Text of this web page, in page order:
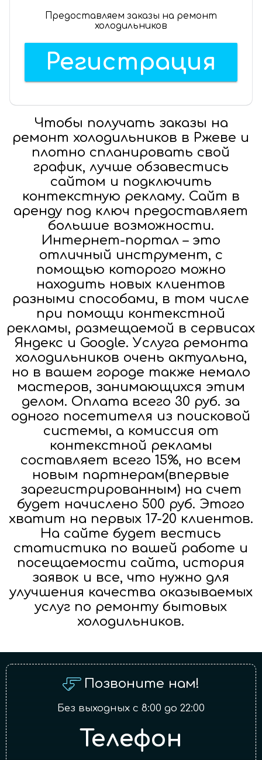
Предоставляем заказы на ремонт
холодильников
Регистрация
Чтобы получать заказы на
ремонт холодильников в Ржеве и
плотно спланировать свой
график, лучше обзавестись
сайтом и подключить
контекстную рекламу. Сайт в
аренду под ключ предоставляет
большие возможности.
Интернет-портал – это
отличный инструмент, с
помощью которого можно
находить новых клиентов
разными способами, в том числе
при помощи контекстной
рекламы, размещаемой в сервисах
Яндекс и Google. Услуга ремонта
холодильников очень актуальна,
но в вашем городе также немало
мастеров, занимающихся этим
делом. Оплата всего 30 руб. за
одного посетителя из поисковой
системы, а комиссия от
контекстной рекламы
составляет всего 15%, но всем
новым партнерам(впервые
зарегистрированным) на счет
будет начислено 500 руб. Этого
хватит на первых 17-20 клиентов.
На сайте будет вестись
статистика по вашей работе и
посещаемости сайта, история
заявок и все, что нужно для
улучшения качества оказываемых
услуг по ремонту бытовых
холодильников.
Позвоните нам!
Без выходных с 8:00 до 22:00
Телефон